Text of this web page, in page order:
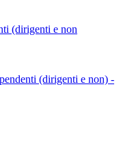
(dirigenti e non
(dirigenti e non) -